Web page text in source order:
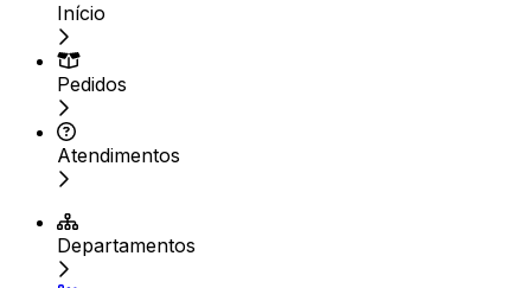
Início
Pedidos
Atendimentos
Departamentos